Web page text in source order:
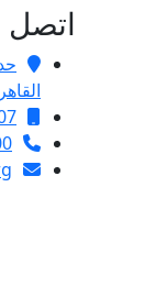
اتصل